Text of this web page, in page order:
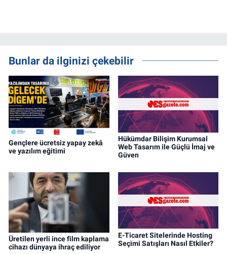
Bunlar da ilginizi çekebilir
Gençlere ücretsiz yapay zekâ
ve yazılım eğitimi
Hükümdar Bilişim Kurumsal
Web Tasarım ile Güçlü İmaj ve
Güven
Üretilen yerli ince film kaplama
cihazı dünyaya ihraç ediliyor
E-Ticaret Sitelerinde Hosting
Seçimi Satışları Nasıl Etkiler?